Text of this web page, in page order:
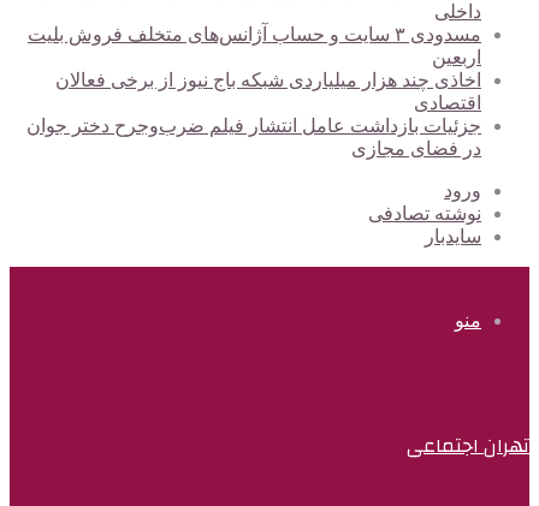
داخلی
مسدودی ۳ سایت و حساب آژانس‌های متخلف فروش بلیت
اربعین
اخاذی چند هزار میلیاردی شبکه باج نیوز از برخی فعالان
اقتصادی
جزئیات بازداشت عامل انتشار فیلم ضرب‌وجرح دختر جوان
در فضای مجازی
ورود
نوشته تصادفی
سایدبار
منو
تهران اجتماعی